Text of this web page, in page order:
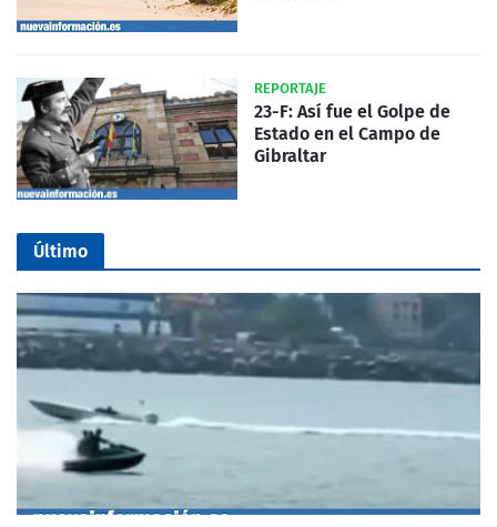
REPORTAJE
23-F: Así fue el Golpe de
Estado en el Campo de
Gibraltar
Último